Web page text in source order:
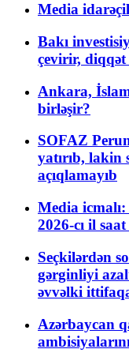
Media
Bakı
çevirir,
Ankara,
birləşir?
SOFAZ
yatırıb, lakin
açıqlamayıb
Media
2026-cı il
Seçkilərdən
gərginliyi
əvvəlki
Azərbaycan